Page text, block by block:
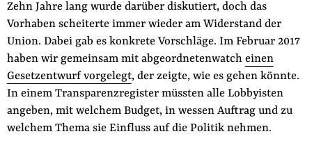
Suche
auf
der
Website
Folge Uns
FacebookMastodon
BlueskyInstagram
YoutubeLinkedIn
Feed
Zehn Jahre lang wurde darüber diskutiert, doch das
Vorhaben scheiterte immer wieder am Widerstand der
Union. Dabei gab es konkrete Vorschläge. Im Februar 2017
haben wir gemeinsam mit abgeordnetenwatch einen
Gesetzentwurf vorgelegt, der zeigte, wie es gehen könnte.
In einem Transparenzregister müssten alle Lobbyisten
angeben, mit welchem Budget, in wessen Auftrag und zu
welchem Thema sie Einfluss auf die Politik nehmen.